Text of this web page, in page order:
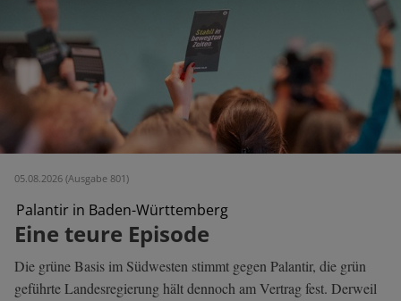
05.08.2026 (Ausgabe 801)
Palantir in Baden-Württemberg
Eine teure Episode
Die grüne Basis im Südwesten stimmt gegen Palantir, die grün
geführte Landesregierung hält dennoch am Vertrag fest. Derweil